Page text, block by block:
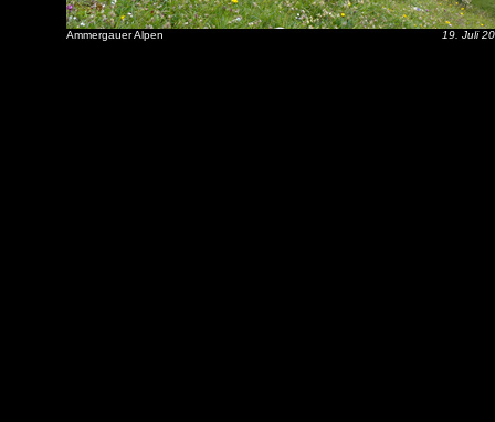
Ammergauer Alpen 19. Juli